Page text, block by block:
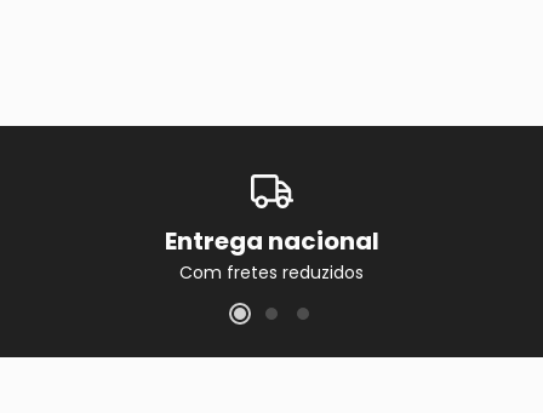
Entrega nacional
Com fretes reduzidos